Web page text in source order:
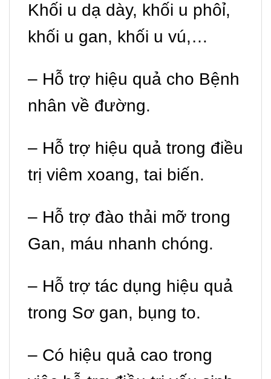
Khối u dạ dày, khối u phôỉ,
khối u gan, khối u vú,…
– Hỗ trợ hiệu quả cho Bệnh
nhân về đường.
– Hỗ trợ hiệu quả trong điều
trị viêm xoang, tai biến.
– Hỗ trợ đào thải mỡ trong
Gan, máu nhanh chóng.
– Hỗ trợ tác dụng hiệu quả
trong Sơ gan, bụng to.
– Có hiệu quả cao trong